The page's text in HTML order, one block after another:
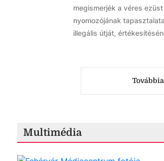
megismerjék a véres
nyomozójának
illegális útját,
Multimédia